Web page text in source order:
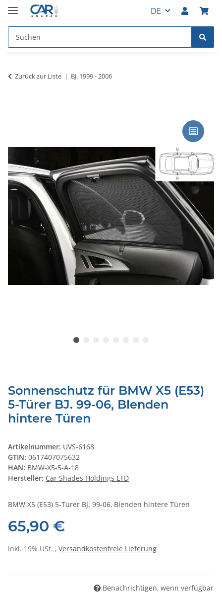
DE
Zurück zur Liste BJ. 1999 - 2006
Sonnenschutz für BMW X5 (E53)
5-Türer BJ. 99-06, Blenden
hintere Türen
Artikelnummer: UVS-6168
GTIN: 0617407075632
HAN: BMW-X5-5-A-18
Hersteller: Car Shades Holdings LTD
BMW X5 (E53) 5-Türer BJ. 99-06, Blenden hintere Türen
65,90 €
inkl. 19% USt. , Versandkostenfreie Lieferung
Benachrichtigen, wenn verfügbar